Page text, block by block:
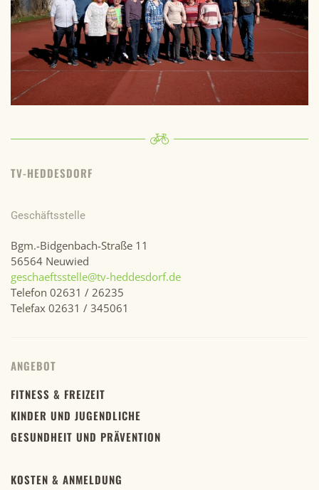
TV-HEDDESDORF
Geschäftsstelle
Bgm.-Bidgenbach-Straße 11
56564 Neuwied
geschaeftsstelle@tv-heddesdorf.de
Telefon 02631 / 26235
Telefax 02631 / 345061
ANGEBOT
FITNESS & FREIZEIT
KINDER UND JUGENDLICHE
GESUNDHEIT UND PRÄVENTION
KOSTEN & ANMELDUNG